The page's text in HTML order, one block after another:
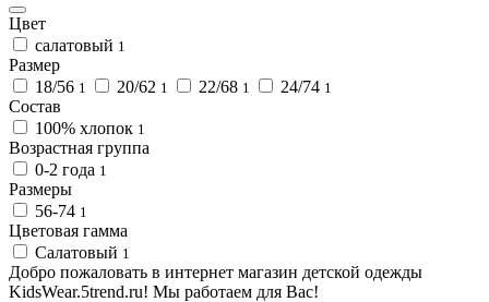
Цвет
салатовый 1
Размер
18/56 1 20/62 1 22/68 1 24/74 1
Состав
100% хлопок 1
Возрастная группа
0-2 года 1
Размеры
56-74 1
Цветовая гамма
Салатовый 1
Добро пожаловать в интернет магазин детской одежды
KidsWear.5trend.ru! Мы работаем для Вас!